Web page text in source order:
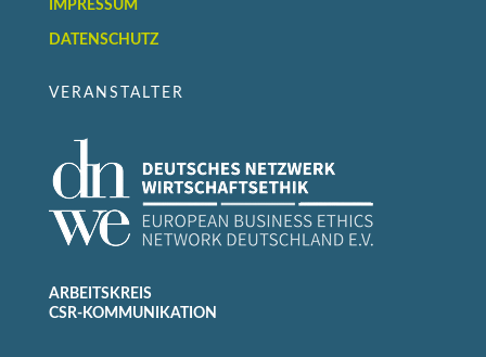
IMPRESSUM
DATENSCHUTZ
VERANSTALTER
ARBEITSKREIS
CSR-KOMMUNIKATION